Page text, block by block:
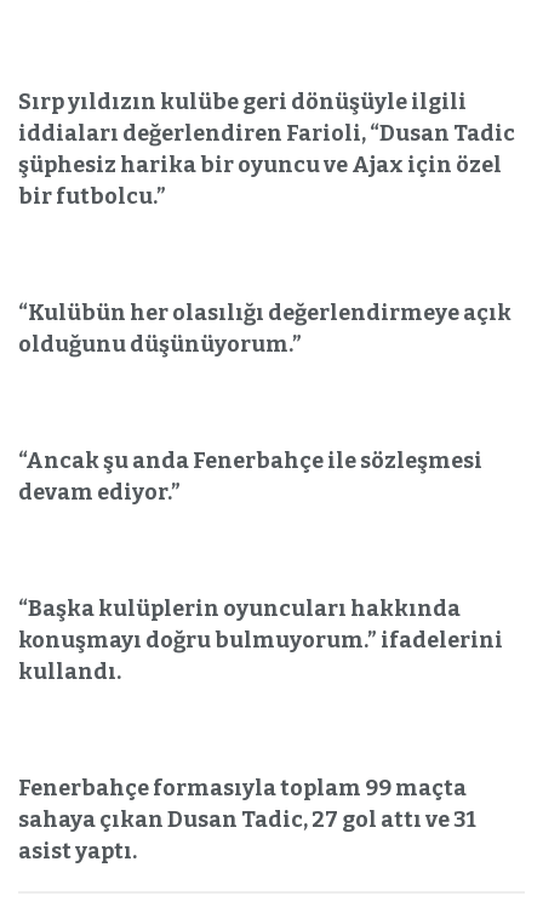
Sırp yıldızın kulübe geri dönüşüyle ilgili
iddiaları değerlendiren Farioli, “Dusan Tadic
şüphesiz harika bir oyuncu ve Ajax için özel
bir futbolcu.”
“Kulübün her olasılığı değerlendirmeye açık
olduğunu düşünüyorum.”
“Ancak şu anda Fenerbahçe ile sözleşmesi
devam ediyor.”
“Başka kulüplerin oyuncuları hakkında
konuşmayı doğru bulmuyorum.” ifadelerini
kullandı.
Fenerbahçe formasıyla toplam 99 maçta
sahaya çıkan Dusan Tadic, 27 gol attı ve 31
asist yaptı.